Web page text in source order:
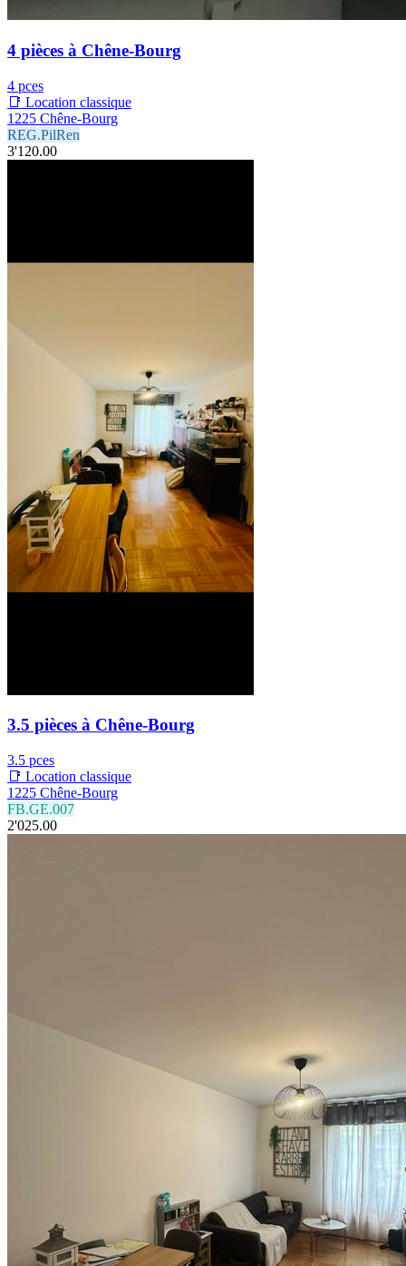
4 pièces à Chêne-Bourg
4 pces
📑 Location classique
1225 Chêne-Bourg
REG.PilRen
3'120.00
3.5 pièces à Chêne-Bourg
3.5 pces
📑 Location classique
1225 Chêne-Bourg
FB.GE.007
2'025.00